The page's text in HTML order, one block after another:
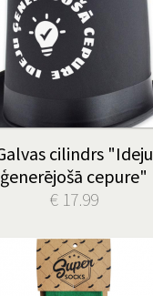
cilindrs "Ideju
ģenerējošā cepure"
€ 17.99